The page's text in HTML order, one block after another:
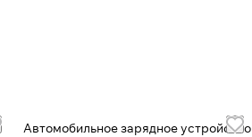
Автомобильное зарядное устройство